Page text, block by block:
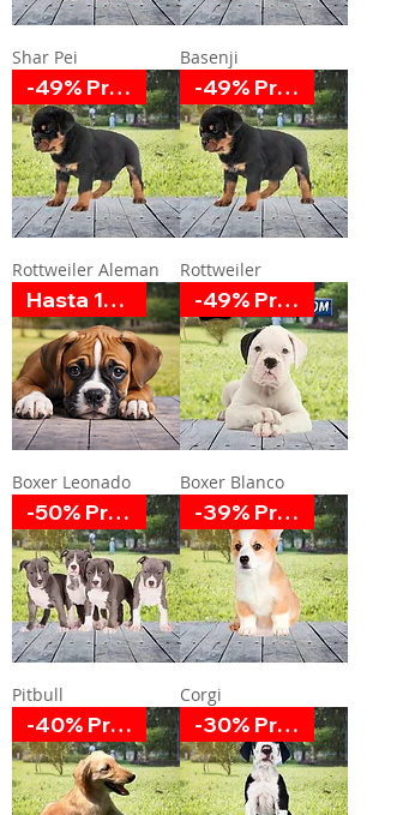
Shar Pei Basenji
-49% Promoción
Rottweiler Aleman
-49% Promoción
Rottweiler
Hasta 12 MSI
Boxer Leonado
-49% Promoción
Boxer Blanco
-50% Promoción
Pitbull
-39% Promoción
Corgi
-40% Promoción -30% Promoción